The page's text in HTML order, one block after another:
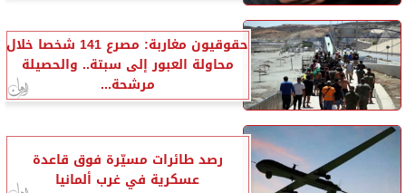
حقوقيون مغاربة: مصرع 141 شخصا خلال
محاولة العبور إلى سبتة.. والحصيلة
مرشحة...
رصد طائرات مسيّرة فوق قاعدة
عسكرية في غرب ألمانيا